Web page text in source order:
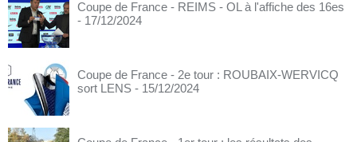
Coupe de France - REIMS - OL à l'affiche des 16es
- 17/12/2024
Coupe de France - 2e tour : ROUBAIX-WERVICQ
sort LENS - 15/12/2024